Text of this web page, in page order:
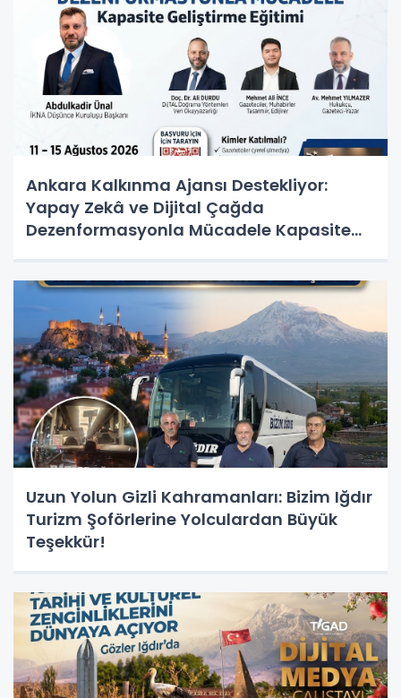
Ankara Kalkınma Ajansı Destekliyor:
Yapay Zekâ ve Dijital Çağda
Dezenformasyonla Mücadele Kapasite
Uzun Yolun Gizli Kahramanları: Bizim Iğdır
Turizm Şoförlerine Yolculardan Büyük
Teşekkür!